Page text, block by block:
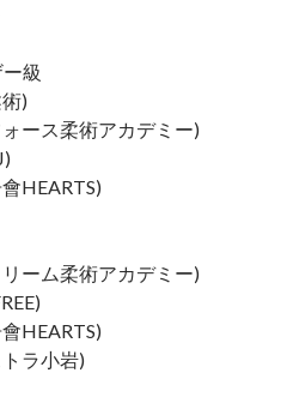
級
)
ース柔術アカデミー)
HEARTS)
ーム柔術アカデミー)
HEARTS)
ラ小岩)